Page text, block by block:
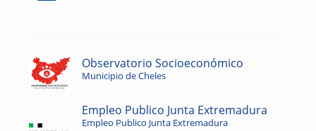
Observatorio Socioeconómico
Municipio de Cheles
Empleo Publico Junta Extremadura
Empleo Publico Junta Extremadura